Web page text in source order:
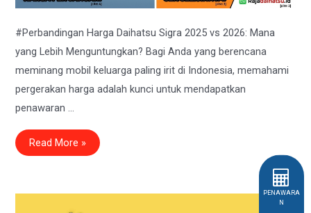
#Perbandingan Harga Daihatsu Sigra 2025 vs 2026: Mana
yang Lebih Menguntungkan? Bagi Anda yang berencana
meminang mobil keluarga paling irit di Indonesia, memahami
pergerakan harga adalah kunci untuk mendapatkan
penawaran …
Perbandingan
Harga
Daihatsu
2026:
Read More »
PENAWARA
N